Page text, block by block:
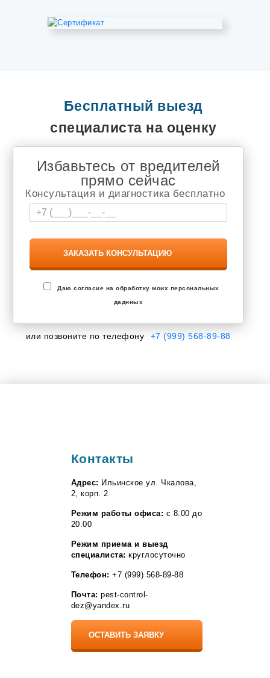
Бесплатный выезд
специалиста на оценку
Избавьтесь от вредителей
прямо сейчас
Консультация и диагностика бесплатно
Даю согласие на обработку моих персональных
даднных
или позвоните по телефону +7 (999) 568-89-88
Контакты
Адрес: Ильинское ул. Чкалова,
2, корп. 2
Режим работы офиса: с 8.00 до
20.00
Режим приема и выезд
специалиста: круглосуточно
Телефон: +7 (999) 568-89-88
Почта: pest-control-
dez@yandex.ru